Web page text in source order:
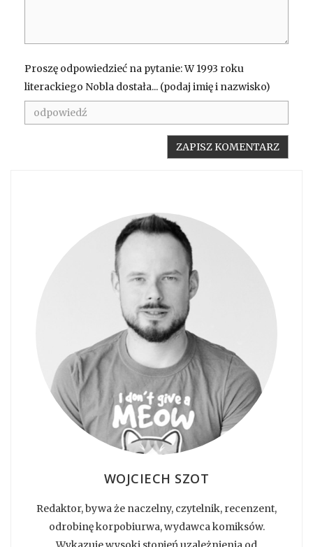
Proszę odpowiedzieć na pytanie: W 1993 roku
literackiego Nobla dostała... (podaj imię i nazwisko)
WOJCIECH SZOT
Redaktor, bywa że naczelny, czytelnik, recenzent,
odrobinę korpobiurwa, wydawca komiksów.